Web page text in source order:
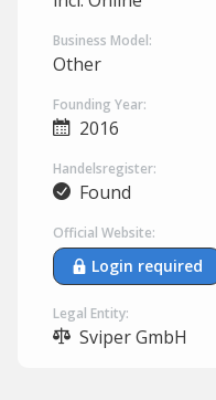
Business Model:
Other
Founding Year:
2016
Handelsregister:
Found
Official Website:
Login required
Legal Entity:
Sviper GmbH